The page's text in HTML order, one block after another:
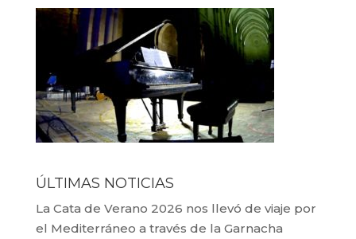
ÚLTIMAS NOTICIAS
La Cata de Verano 2026 nos llevó de viaje por
el Mediterráneo a través de la Garnacha